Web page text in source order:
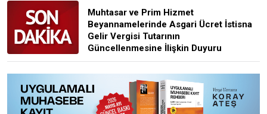
Muhtasar ve Prim Hizmet
Beyannamelerinde Asgari Ücret İstisna
Gelir Vergisi Tutarının
Güncellenmesine İlişkin Duyuru